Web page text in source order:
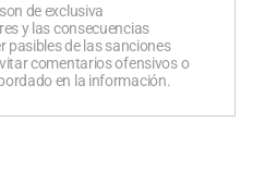
de exclusiva
y las consecuencias
pasibles de las sanciones
comentarios ofensivos o
en la información.